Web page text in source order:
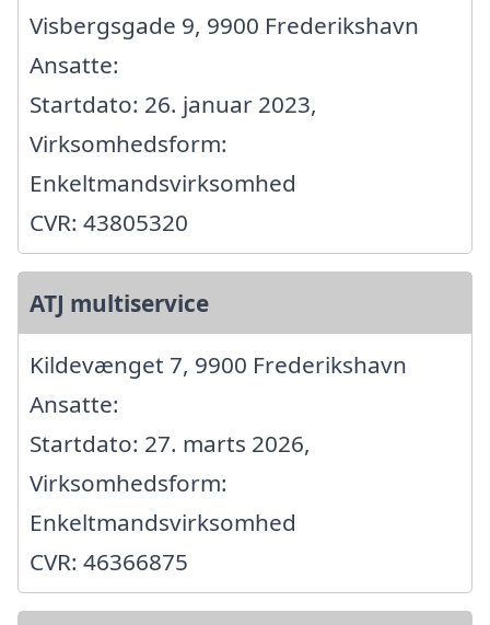
Visbergsgade 9, 9900 Frederikshavn
Ansatte:
Startdato: 26. januar 2023,
Virksomhedsform:
Enkeltmandsvirksomhed
CVR: 43805320
ATJ multiservice
Kildevænget 7, 9900 Frederikshavn
Ansatte:
Startdato: 27. marts 2026,
Virksomhedsform:
Enkeltmandsvirksomhed
CVR: 46366875